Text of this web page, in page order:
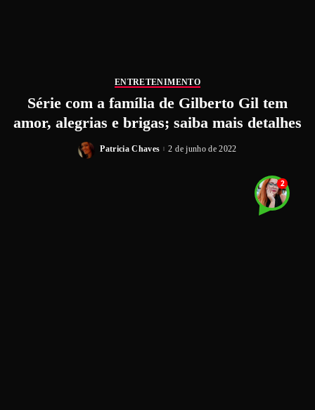
ENTRETENIMENTO
Série com a família de Gilberto Gil tem
amor, alegrias e brigas; saiba mais detalhes
Patricia Chaves 2 de junho de 2022